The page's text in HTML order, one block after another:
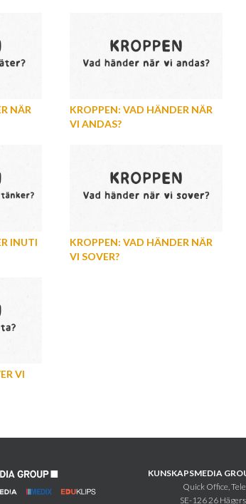
NÄR
KROPPEN: VAD HÄNDER NÄR
VI ANDAS?
INUTI
KROPPEN: VAD HÄNDER NÄR
VI SOVER?
VI
KUNSKAPSMEDIA
Quick Office,
SE-126 26